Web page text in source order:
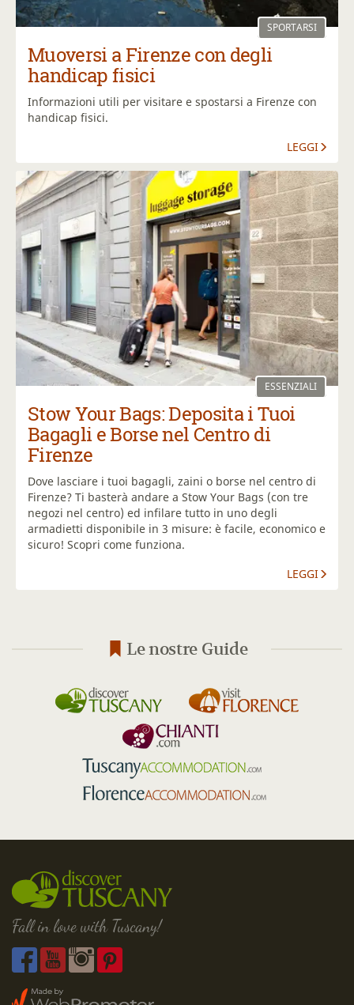
SPORTARSI
Muoversi a Firenze con degli
handicap fisici
Informazioni utili per visitare e spostarsi a Firenze con
handicap fisici.
LEGGI
ESSENZIALI
Stow Your Bags: Deposita i Tuoi
Bagagli e Borse nel Centro di
Firenze
Dove lasciare i tuoi bagagli, zaini o borse nel centro di
Firenze? Ti basterà andare a Stow Your Bags (con tre
negozi nel centro) ed infilare tutto in uno degli
armadietti disponibile in 3 misure: è facile, economico e
sicuro! Scopri come funziona.
LEGGI
Le nostre Guide
Fall in love with Tuscany!